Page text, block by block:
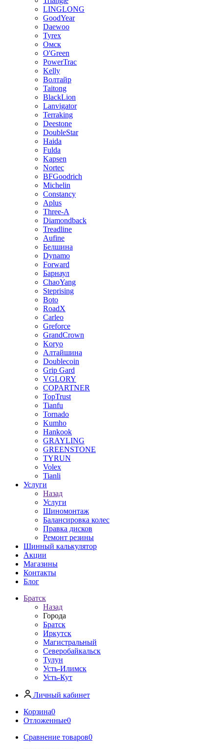
LINGLONG
GoodYear
Daewoo
Tyrex
Омск
O'Green
PowerTrac
Kelly
Волтайр
Taitong
BlackLion
Lanvigator
Terraking
Deestone
DoubleStar
Haida
Fulda
Kapsen
Nortec
BFGoodrich
Michelin
Constancy
Aplus
Three-A
Diamondback
Treadline
Aufine
Белшина
Dynamo
Forward
Барнаул
ChaoYang
Steprising
Boto
RoadX
Carleo
Greforce
GrandCrown
Koryo
Алтайшина
Doublecoin
Grip Gard
VGLORY
COPARTNER
TopTrust
Tianfu
Tornado
Kumho
Hankook
GRAYLING
GREENSTONE
TYRUN
Volex
Tianli
Услуги
Назад
Услуги
Шиномонтаж
Балансировка колес
Правка дисков
Ремонт резины
Шинный калькулятор
Акции
Магазины
Контакты
Блог
Братск
Назад
Города
Братск
Иркутск
Магистральный
Северобайкальск
Тулун
Усть-Илимск
Усть-Кут
Личный кабинет
Корзина0
Отложенные0
Сравнение товаров0